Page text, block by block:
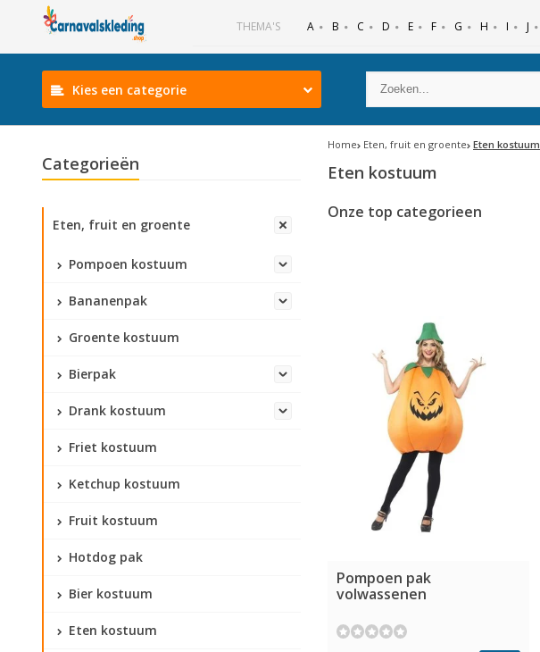
THEMA'S A B C D E F G H I J
Kies een categorie
Categorieën
Eten, fruit en groente
Pompoen kostuum
Bananenpak
Groente kostuum
Bierpak
Drank kostuum
Friet kostuum
Ketchup kostuum
Fruit kostuum
Hotdog pak
Bier kostuum
Eten kostuum
Home Eten, fruit en groente Eten kostuum
Eten kostuum
Onze top categorieen
Pompoen pak
volwassenen